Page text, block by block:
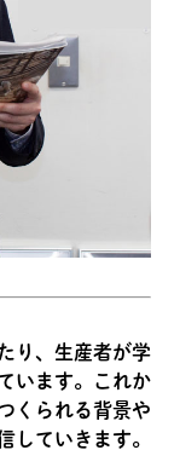
り、生産者が学
います。これか
くられる背景や
していきます。